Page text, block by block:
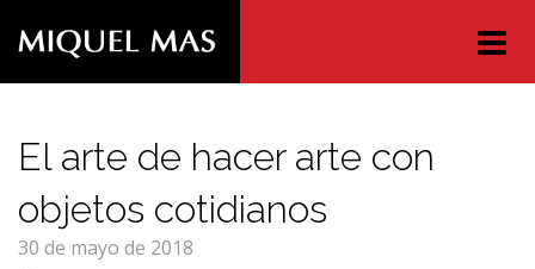
access
content
El arte de hacer arte con
objetos cotidianos
30 de mayo de 2018